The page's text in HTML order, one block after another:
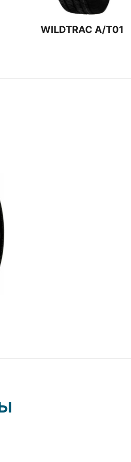
WILDTRAC A/T01